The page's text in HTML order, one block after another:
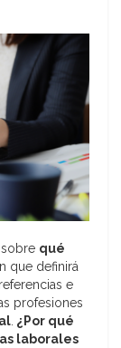
qué
que definirá
e
profesiones
. ¿Por qué
laborales